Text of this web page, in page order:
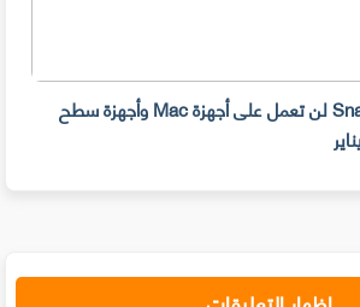
مرشحات Snap Camera لن تعمل على أجهزة Mac وأجهزة سطح